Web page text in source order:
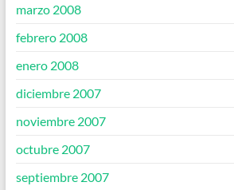
marzo 2008
febrero 2008
enero 2008
diciembre 2007
noviembre 2007
octubre 2007
septiembre 2007